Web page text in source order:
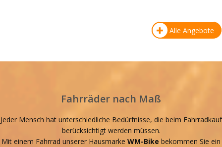
Alle Angebote
Fahrräder nach Maß
Jeder Mensch hat unterschiedliche Bedürfnisse, die beim Fahrradkauf
berücksichtigt werden müssen.
Mit einem Fahrrad unserer Hausmarke WM-Bike bekommen Sie ein